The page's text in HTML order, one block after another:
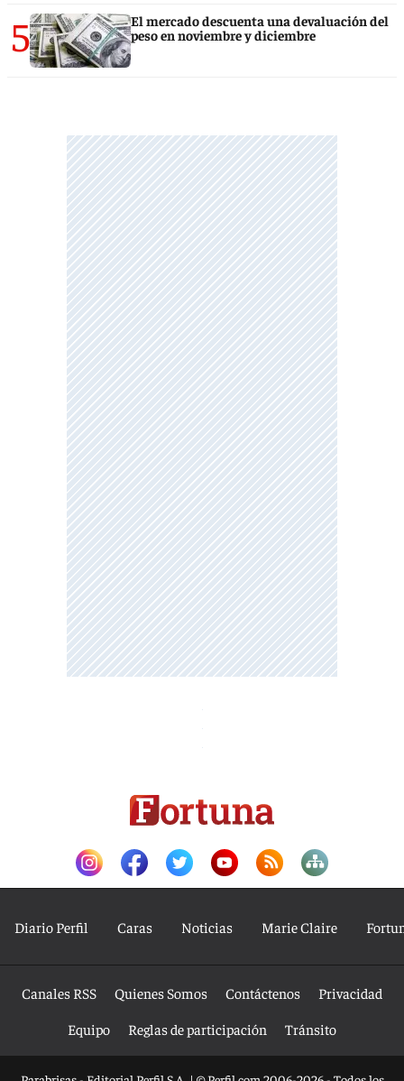
5
El mercado descuenta una devaluación del
peso en noviembre y diciembre
Diario Perfil Caras Noticias Marie Claire
Canales RSS Quienes Somos Contáctenos
Privacidad
Equipo
Reglas de participación Tránsito